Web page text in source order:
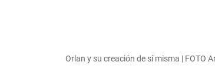
Orlan y su creación de sí misma | FOTO